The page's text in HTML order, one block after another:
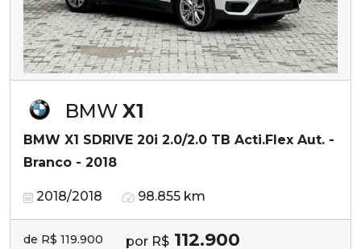
BMW X1
BMW X1 SDRIVE 20i 2.0/2.0 TB Acti.Flex Aut. -
Branco - 2018
2018/2018 98.855 km
de R$ 119.900 por R$ 112.900